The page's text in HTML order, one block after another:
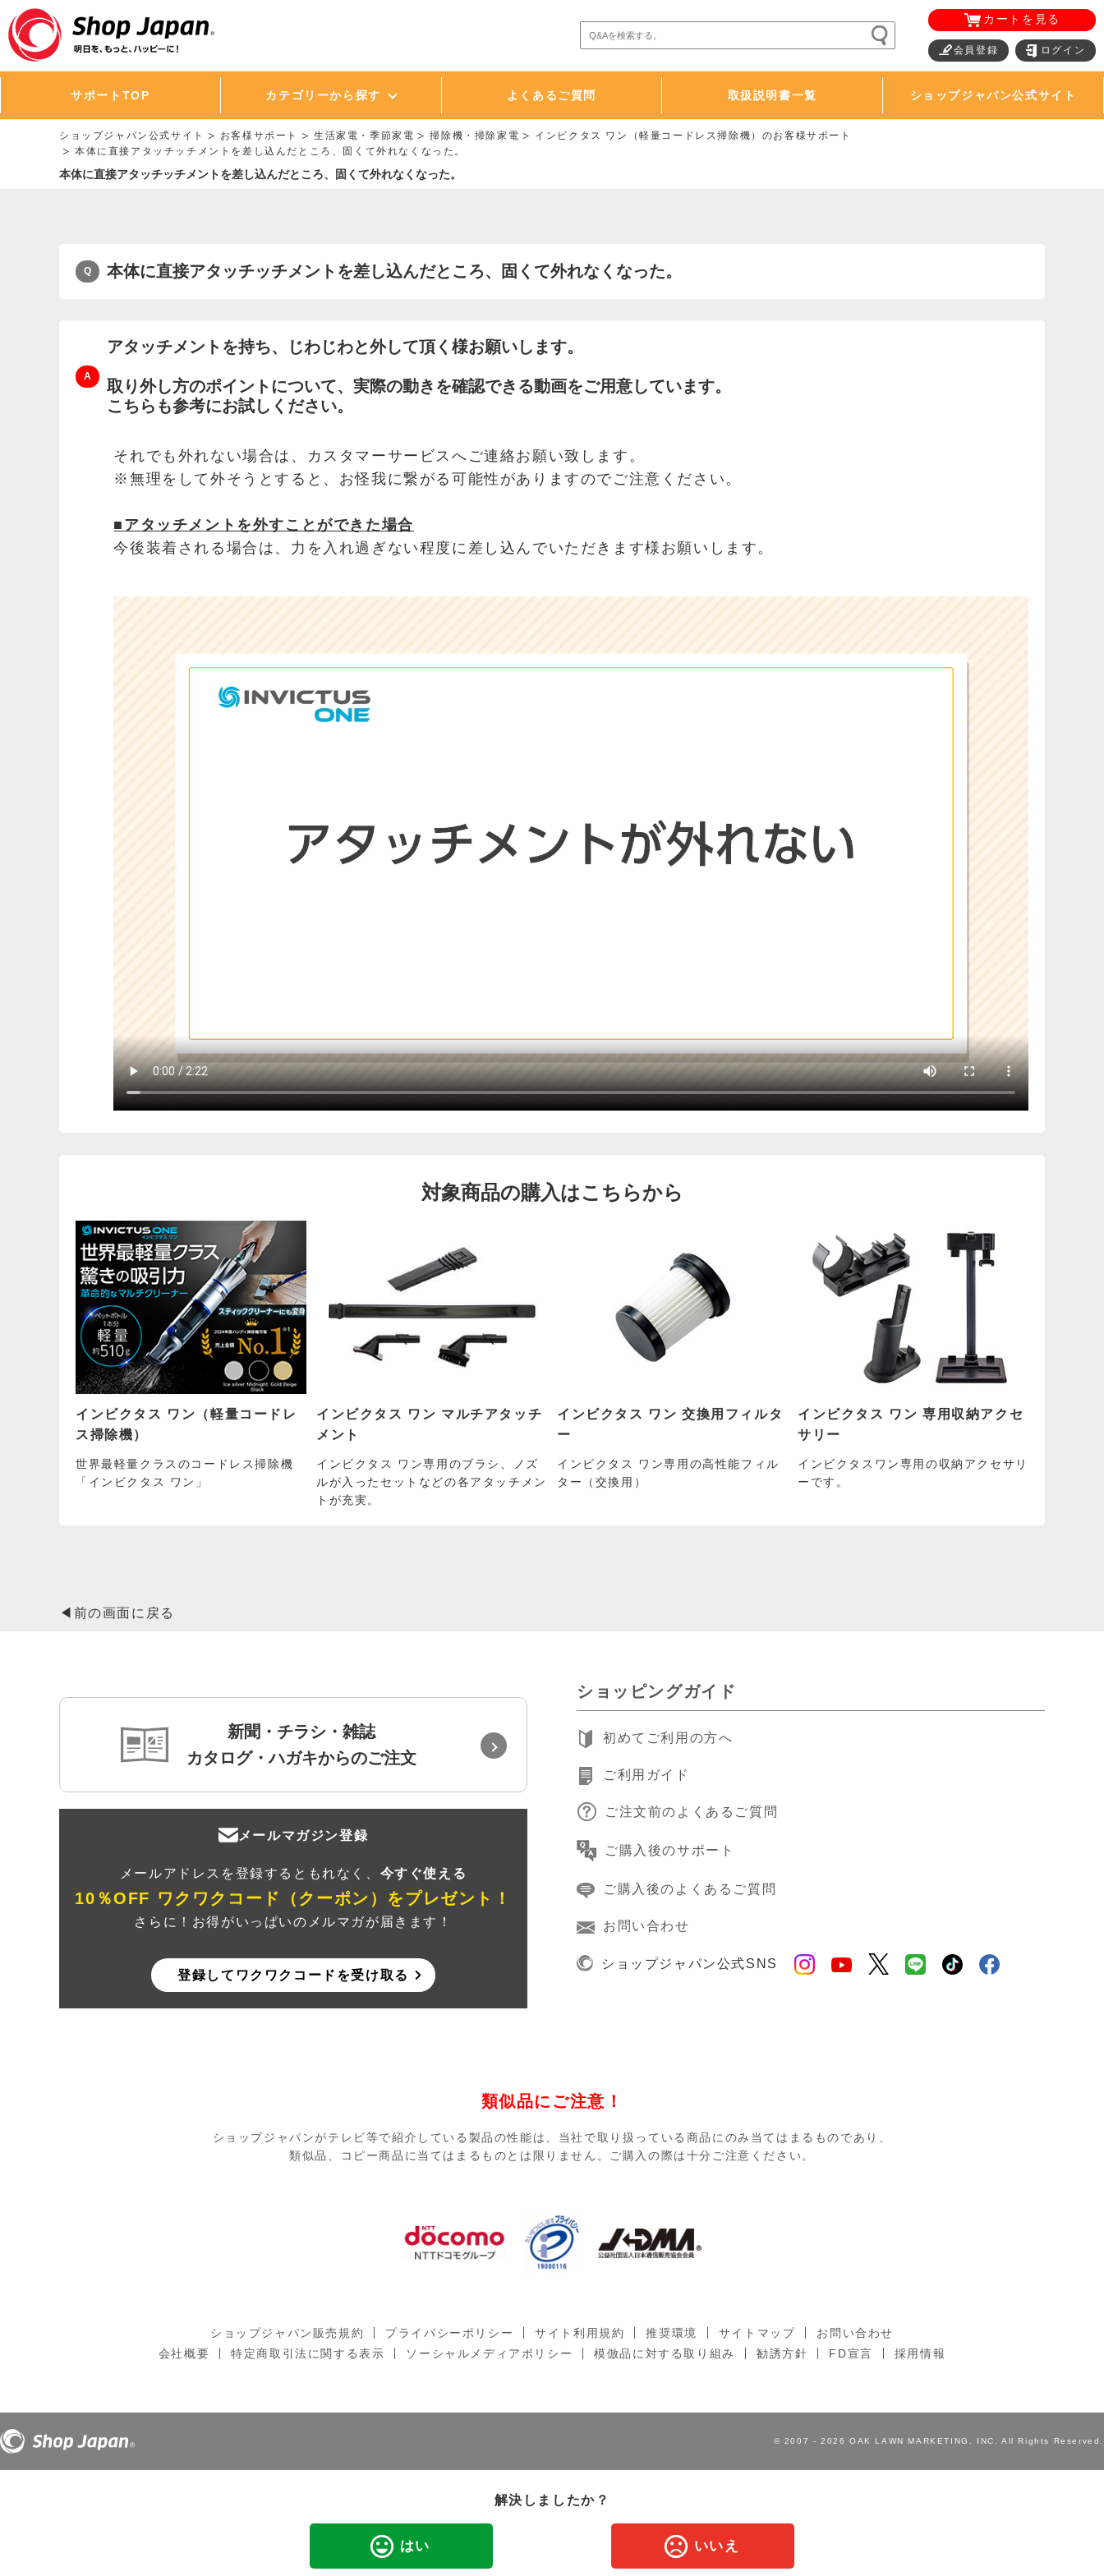
カートを見る
会員登録 ログイン
サポートTOP カテゴリーから探す よくあるご質問 取扱説明書一覧 ショップジャパン公式サイト
ショップジャパン公式サイト お客様サポート 生活家電・季節家電 掃除機・掃除家電
インビクタス ワン（軽量コードレス掃除機）のお客様サポート
本体に直接アタッチッチメントを差し込んだところ、固くて外れなくなった。
本体に直接アタッチッチメントを差し込んだところ、固くて外れなくなった。
本体に直接アタッチッチメントを差し込んだところ、固くて外れなくなった。
アタッチメントを持ち、じわじわと外して頂く様お願いします。
取り外し方のポイントについて、実際の動きを確認できる動画をご用意しています。
こちらも参考にお試しください。
それでも外れない場合は、カスタマーサービスへご連絡お願い致します。
※無理をして外そうとすると、お怪我に繋がる可能性がありますのでご注意ください。
■アタッチメントを外すことができた場合
今後装着される場合は、力を入れ過ぎない程度に差し込んでいただきます様お願いします。
対象商品の購入はこちらから
インビクタス ワン（軽量コードレ
ス掃除機）
世界最軽量クラスのコードレス掃除機
「インビクタス ワン」
インビクタス ワン マルチアタッチ
メント
インビクタス ワン専用のブラシ、ノズ
ルが入ったセットなどの各アタッチメン
トが充実。
インビクタス ワン 交換用フィルタ
ー
インビクタス ワン専用の高性能フィル
ター（交換用）
インビクタス ワン 専用収納アクセ
サリー
インビクタスワン専用の収納アクセサリ
ーです。
◀前の画面に戻る
解決しましたか？
はい いいえ
新聞・チラシ・雑誌
カタログ・ハガキからのご注文
メールマガジン登録
メールアドレスを登録するともれなく、 今すぐ使える
10％OFF ワクワクコード（クーポン） をプレゼント！
さらに！お得がいっぱいのメルマガが届きます！
登録してワクワクコードを受け取る
ショッピングガイド
初めてご利用の方へ
ご利用ガイド
ご注文前のよくあるご質問
ご購入後のサポート
ご購入後のよくあるご質問
お問い合わせ
ショップジャパン公式SNS
類似品にご注意！
ショップジャパンがテレビ等で紹介している製品の性能は、当社で取り扱っている商品にのみ当てはまるものであり、
類似品、コピー商品に当てはまるものとは限りません。ご購入の際は十分ご注意ください。
ショップジャパン販売規約 プライバシーポリシー サイト利用規約 推奨環境 サイトマップ
お問い合わせ
会社概要
特定商取引法に関する表示 ソーシャルメディアポリシー 模倣品に対する取り組み 勧誘方針 FD宣言 採用情報
© 2007 - 2026 OAK LAWN MARKETING. INC. All Rights Reserved.